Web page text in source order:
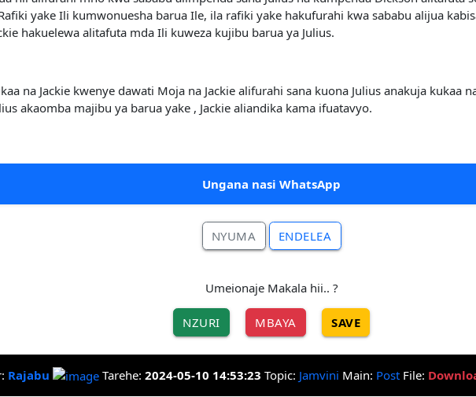
yake Ili kumwonuesha barua Ile, ila rafiki yake hakufurahi kwa sababu alijua
hakuelewa alitafuta mda Ili kuweza kujibu barua ya Julius.
na Jackie kwenye dawati Moja na Jackie alifurahi sana kuona Julius anakuja kukaa
akaomba majibu ya barua yake , Jackie aliandika kama ifuatavyo.
Ungana nasi WhatsApp
NYUMA ENDELEA
Umeionaje Makala hii.. ?
NZURI MBAYA SAVE
Rajabu Tarehe: 2024-05-10 14:53:23 Topic: Jamvini Main: Post File: